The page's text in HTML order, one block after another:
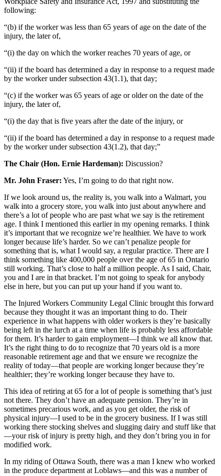
following:
“(b) if the worker was less than 65 years of age on the date of the
injury, the later of,
“(i) the day on which the worker reaches 70 years of age, or
“(ii) if the board has determined a day in response to a request made
by the worker under subsection 43(1.1), that day;
“(c) if the worker was 65 years of age or older on the date of the
injury, the later of,
“(i) the day that is five years after the date of the injury, or
“(ii) if the board has determined a day in response to a request made
by the worker under subsection 43(1.2), that day;”
The Chair (Hon. Ernie Hardeman): Discussion?
Mr. John Fraser: Yes, I’m going to do that right now.
If we look around us, the reality is, you walk into a Walmart, you
walk into a grocery store, you walk into just about anywhere and
there’s a lot of people who are past what we say is the retirement
age. I think I mentioned this earlier in my opening remarks. I think
it’s important that we recognize we’re healthier. We have to work
longer because life’s harder. So we can’t penalize people for
something that is, what I would say, a regular practice. There are I
think something like 400,000 people over the age of 65 in Ontario
still working. That’s close to half a million people. As I said, Chair,
you and I are in that bracket. I’m not going to speak for anybody
else in here, but you can put up your hand if you want to.
The Injured Workers Community Legal Clinic brought this forward
because they thought it was an important thing to do. Their
experience in what happens with older workers is they’re basically
being left in the lurch at a time when life is probably less affordable
for them. It’s harder to gain employment—I think we all know that.
It’s the right thing to do to recognize that 70 years old is a more
reasonable retirement age and that we ensure we recognize the
reality of today—that people are working longer because they’re
healthier; they’re working longer because they have to.
This idea of retiring at 65 for a lot of people is something that’s just
not there. They don’t have an adequate pension. They’re in
sometimes precarious work, and as you get older, the risk of
physical injury—I used to be in the grocery business. If I was still
working there stocking shelves and slugging dairy and stuff like that
—your risk of injury is pretty high, and they don’t bring you in for
modified work.
In my riding of Ottawa South, there was a man I knew who worked
in the produce department at Loblaws—and this was a number of